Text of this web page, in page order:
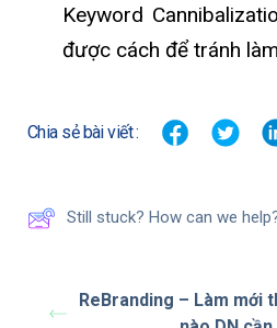
Keyword
được cách để tránh
Chia sẻ bài viết :
Still stuck? How can we
ReBranding – Làm mới